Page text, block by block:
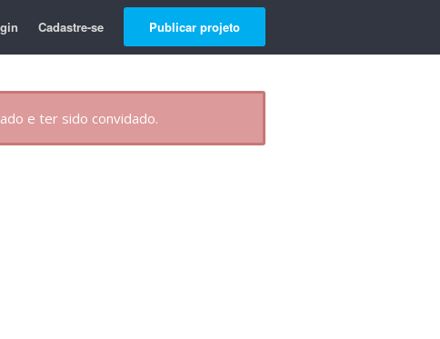
Cadastre-se Publicar projeto
e ter sido convidado.